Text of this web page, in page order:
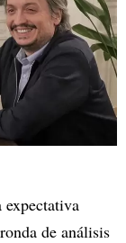
de análisis